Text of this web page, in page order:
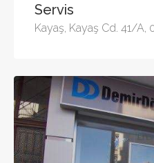
Servis
Kayaş, Kayaş Cd. 41/